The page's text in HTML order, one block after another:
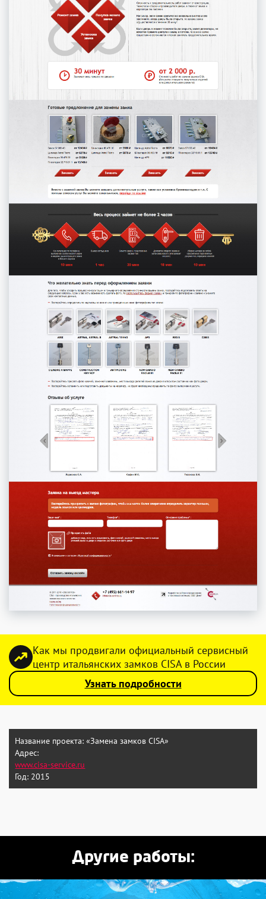
Как мы продвигали официальный сервисный
центр итальянских замков CISA в России
Узнать подробности
Название проекта: «Замена замков CISA»
Адрес:
www.cisa-service.ru
Год: 2015
Другие работы: